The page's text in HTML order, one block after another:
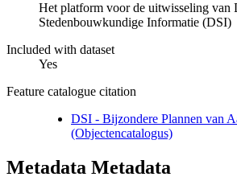
Het platform voor de uitwisseling van
Stedenbouwkundige Informatie (DSI)
Included with dataset
Yes
Feature catalogue citation
DSI - Bijzondere Plannen van
(Objectencatalogus)
Metadata Metadata